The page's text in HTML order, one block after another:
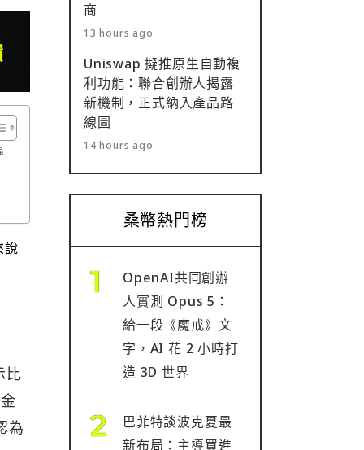
說
比
為
商
13 hours ago
Uniswap 擬推原生自動複
利功能：聯合創辦人揭露
新機制，正式納入產品路
線圖
14 hours ago
桑幣熱門榜
OpenAI共同創辦
人實測 Opus 5：
給一段《魔戒》文
字，AI 花 2 小時打
造 3D 世界
巴菲特談波克夏最
新布局：主導買進